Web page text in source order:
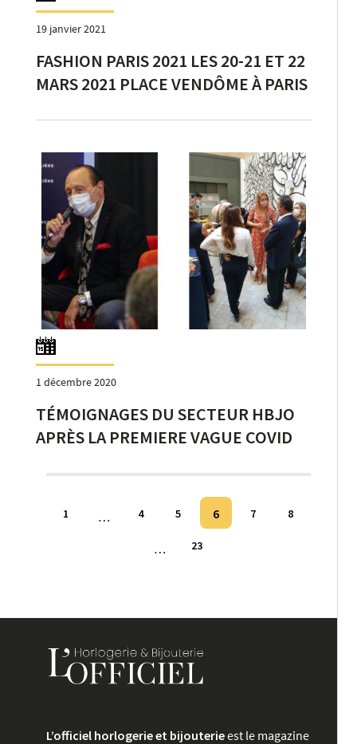
19 janvier 2021
FASHION PARIS 2021 LES 20-21 ET 22
MARS 2021 PLACE VENDÔME À PARIS
1 décembre 2020
TÉMOIGNAGES DU SECTEUR HBJO
APRÈS LA PREMIERE VAGUE COVID
Pagination
publications
1 … 4 5 6 7 8
… 23
L’officiel horlogerie et bijouterieest le magazine